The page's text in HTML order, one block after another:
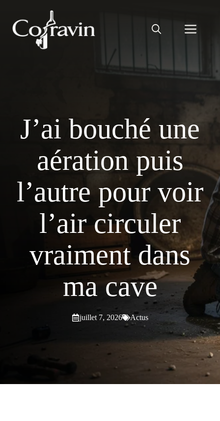
contenu
J’ai bouché une
aération puis
l’autre pour voir
l’air circuler
vraiment dans
ma cave
juillet 7, 2026 Actus